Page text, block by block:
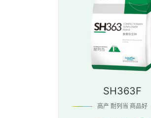
SH363F
高产 耐列当 商品好